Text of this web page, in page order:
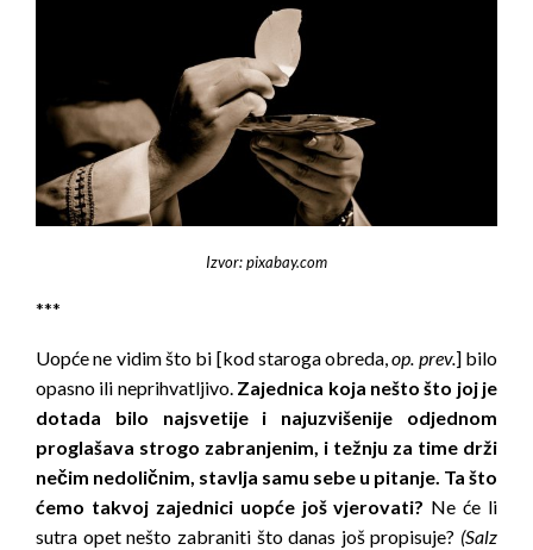
Izvor: pixabay.com
***
Uopće ne vidim što bi [kod staroga obreda,op. prev.] bilo
opasno ili neprihvatljivo.Zajednica koja nešto što joj je
dotada bilo najsvetije i najuzvišenije odjednom
proglašava strogo zabranjenim, i težnju za time drži
nečim nedoličnim, stavlja samu sebe u pitanje. Ta što
ćemo takvoj zajednici uopće još vjerovati? Ne će li
sutra opet nešto zabraniti što danas još propisuje? (Salz